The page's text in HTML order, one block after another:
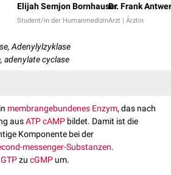
Elijah Semjon Bornhauser
Student/in der Humanmedizin
Dr. Frank
Arzt | Ärztin
Adenylylzyklase
adenylate cyclase
membrangebundenes Enzym, das nach
ausATPcAMP bildet. Damit ist die
Komponente bei der
messenger-Substanzen.
GTPzu cGMP um.